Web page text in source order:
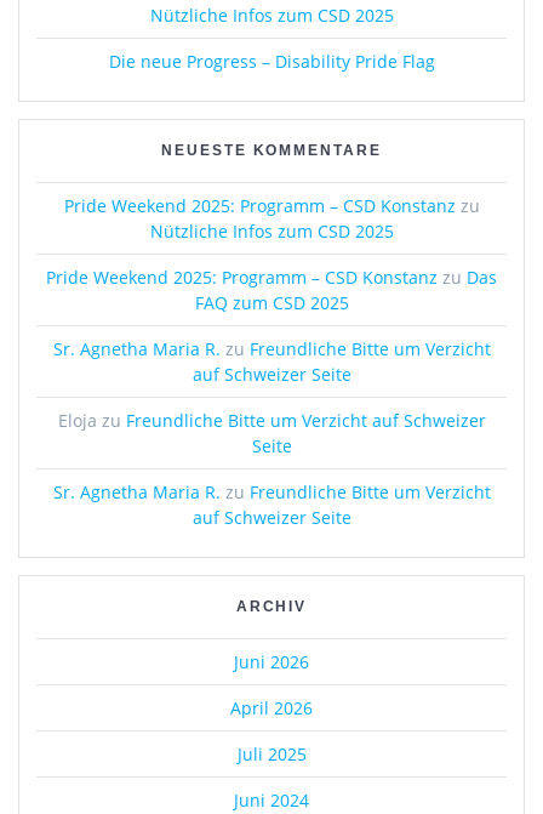
Nützliche Infos zum CSD 2025
Die neue Progress – Disability Pride Flag
NEUESTE KOMMENTARE
Pride Weekend 2025: Programm – CSD Konstanz zu
Nützliche Infos zum CSD 2025
Pride Weekend 2025: Programm – CSD Konstanz zu Das
FAQ zum CSD 2025
Sr. Agnetha Maria R. zu Freundliche Bitte um Verzicht
auf Schweizer Seite
Eloja zu Freundliche Bitte um Verzicht auf Schweizer
Seite
Sr. Agnetha Maria R. zu Freundliche Bitte um Verzicht
auf Schweizer Seite
ARCHIV
Juni 2026
April 2026
Juli 2025
Juni 2024